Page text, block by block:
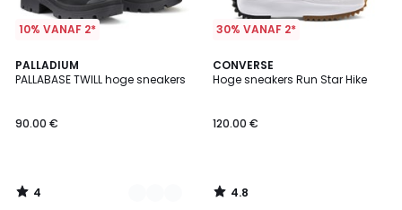
10% VANAF 2*
PALLADIUM
PALLABASE TWILL hoge sneakers
90.00 €
4
/
2
Kleuren
4
/
30% VANAF 2*
CONVERSE
Hoge sneakers Run Star Hike
120.00 €
4.8
/ 5
4.8
/